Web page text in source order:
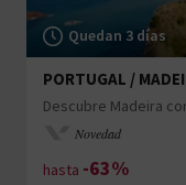
Quedan 3 días
PORTUGAL /
Descubre Madeira
Novedad
hasta -63%